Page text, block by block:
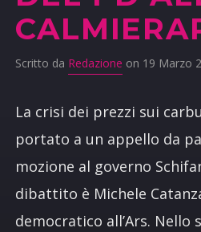
Scritto da Redazione on 19 Marzo
La crisi dei prezzi sui
portato a un appello da
mozione al governo
dibattito è Michele
democratico all’Ars.